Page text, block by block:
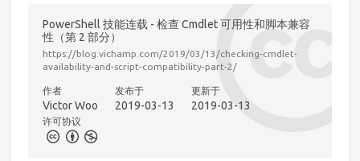
PowerShell 技能连载 - 检查 Cmdlet 可用性和脚本兼容
性（第 2 部分）
https://blog.vichamp.com/2019/03/13/checking-cmdlet-
availability-and-script-compatibility-part-2/
作者
Victor Woo
发布于
2019-03-13
更新于
2019-03-13
许可协议